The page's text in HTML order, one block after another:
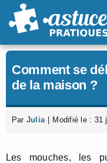
Passer
au
Comment se
de la maison ?
Par Julia Modifié le : 31
Les mouches, les